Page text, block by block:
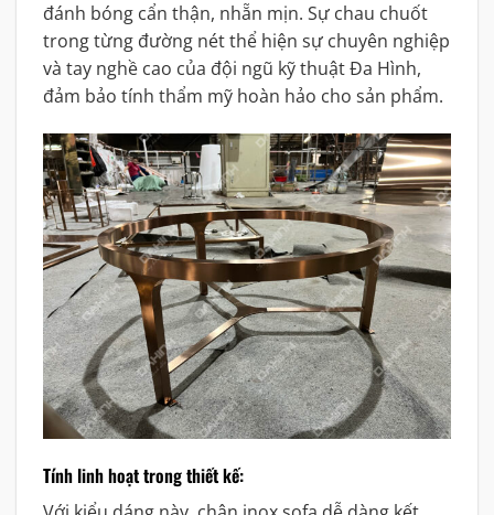
đánh bóng cẩn thận, nhẵn mịn. Sự chau chuốt
trong từng đường nét thể hiện sự chuyên nghiệp
và tay nghề cao của đội ngũ kỹ thuật Đa Hình,
đảm bảo tính thẩm mỹ hoàn hảo cho sản phẩm.
Tính linh hoạt trong thiết kế: